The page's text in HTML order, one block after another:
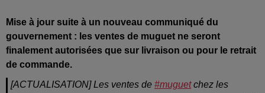
Mise à jour suite à un nouveau communiqué du
gouvernement : les ventes de muguet ne seront
finalement autorisées que sur livraison ou pour le retrait
de commande.
[ACTUALISATION] Les ventes de #muguetchez les